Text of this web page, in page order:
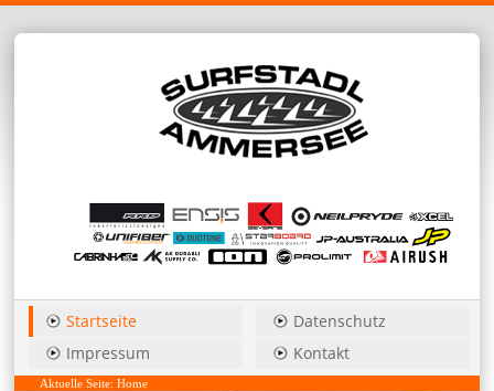
Startseite
Datenschutz
Impressum
Kontakt
Aktuelle Seite:Home